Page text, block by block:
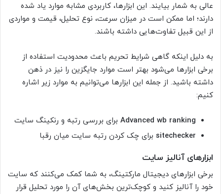
عالی به شمار بیایند. این ابزارها، کاربردی مشابه موارد یاد شده
دارند؛ اما ممکن است در میزان سرعت، نوع تحلیل، قیمت و مواردی
از این قبیل تفاوت‌هایی داشته باشند.
به دلیل اینکه گاهی شرایط تحریم باعث محدودیت استفاده از
برخی ابزارها می‌شود بهتر است موارد جایگزین را نیز در ذهن
داشته باشید. از جمله این ابزارها می‌توانیم به موارد زیر اشاره
کنیم:
Advanced wb ranking برای بررسی رتبه و رنکینگ سایت
sitechecker برای چک کردن رتبه سایت میان رقبا
ابزارهای آنالیز سایت
برخی ابزارهای دیجیتال مارکتینگ، به شما کمک می‌کنند که سایت
خود را آنالیز کنید و کوچک‌ترین بخش‌های آن را مورد تحلیل قرار